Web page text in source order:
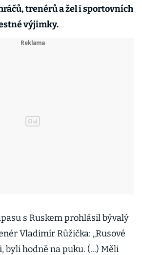
trenérů a žel i sportovních
výjimky.
s Ruskem prohlásil bývalý
Vladimír Růžička: „Rusové
byli hodně na puku. (...) Měli